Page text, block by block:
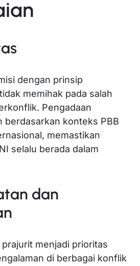
dengan prinsip
memihak pada salah
Pengadaan
berdasarkan konteks PBB
memastikan
selalu berada dalam
dan
menjadi prioritas
di berbagai konflik